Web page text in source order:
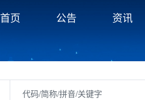
首页 公告 资讯